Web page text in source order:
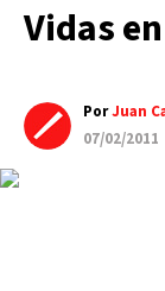
Vidas
PorJuan
07/02/